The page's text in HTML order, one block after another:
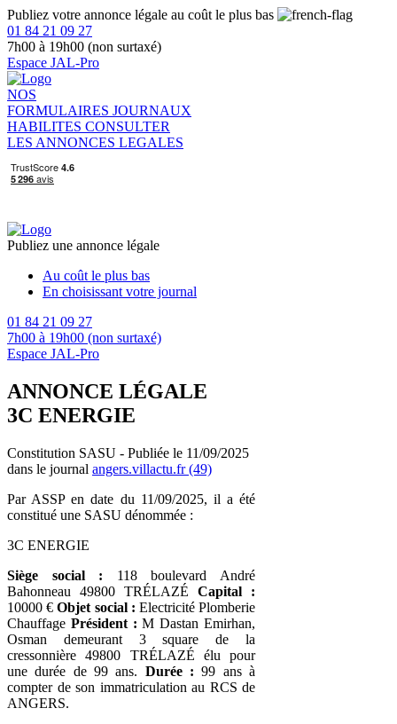
Publiez votre annonce légale au coût le plus bas
01 84 21 09 27
7h00 à 19h00 (non surtaxé)
Espace JAL-Pro
NOS
FORMULAIRES JOURNAUX
HABILITES CONSULTER
LES ANNONCES LEGALES
Publiez une annonce légale
Au coût le plus bas
En choisissant votre journal
01 84 21 09 27
7h00 à 19h00 (non surtaxé)
Espace JAL-Pro
ANNONCE LÉGALE
3C ENERGIE
Constitution SASU - Publiée le 11/09/2025
dans le journal angers.villactu.fr (49)
Par ASSP en date du 11/09/2025, il a été
constitué une SASU dénommée :
3C ENERGIE
Siège social : 118 boulevard André
Bahonneau 49800 TRÉLAZÉ Capital :
10000 €Objet social : Electricité Plomberie
Chauffage Président : M Dastan Emirhan,
Osman demeurant 3 square de la
cressonnière 49800 TRÉLAZÉ élu pour
une durée de 99 ans. Durée : 99 ans à
compter de son immatriculation au RCS de
ANGERS.